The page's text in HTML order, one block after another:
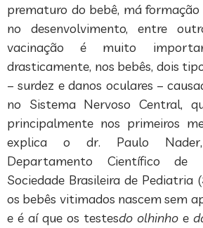
prematuro do bebê, má
no desenvolvimento, entre
vacinação é muito
drasticamente, nos bebês, dois
– surdez e danos oculares –
no Sistema Nervoso Central,
principalmente nos primeiros
explica o dr. Paulo
Departamento Científico de
Sociedade Brasileira de Pediatria
os bebês vitimados nascem sem
e é aí que os testesdo olhinho e